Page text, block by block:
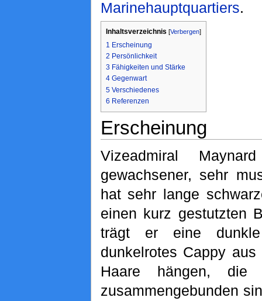
Marinehauptquartiers.
Inhaltsverzeichnis [Verbergen]
1 Erscheinung
2 Persönlichkeit
3 Fähigkeiten und Stärke
4 Gegenwart
5 Verschiedenes
6 Referenzen
Erscheinung
Vizeadmiral
gewachsener, sehr
hat sehr lange
einen kurz gestutzten
trägt er eine
dunkelrotes Cappy
Haare hängen,
zusammengebunden